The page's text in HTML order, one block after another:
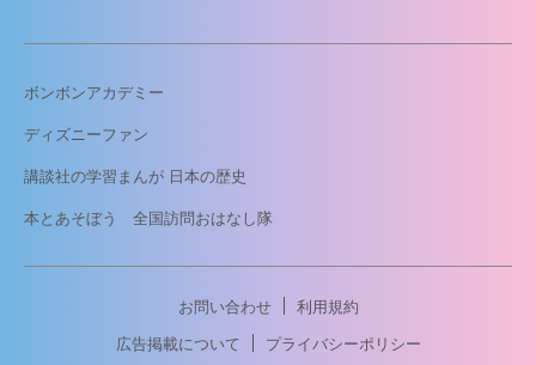
ボンボンアカデミー
ディズニーファン
講談社の学習まんが 日本の歴史
本とあそぼう 全国訪問おはなし隊
お問い合わせ
利用規約
広告掲載について
プライバシーポリシー